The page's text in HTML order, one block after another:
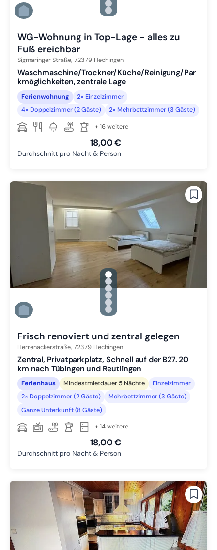
Zu Slide 4 wechseln
Zu Slide 5 wechseln
Zu Slide 6 wechseln
WG-Wohnung in Top-Lage - alles zu
Fuß ereichbar
Sigmaringer Straße, 72379 Hechingen
Waschmaschine/Trockner/Küche/Reinigung/Par
kmöglichkeiten, zentrale Lage
Ferienwohnung
2× Einzelzimmer
4× Doppelzimmer (2 Gäste)
2× Mehrbettzimmer (3 Gäste)
+ 16 weitere
18,00 €
Durchschnitt pro Nacht & Person
gallery.slide_selector
Zu Slide 1 wechseln
Zu Slide 2 wechseln
Zu Slide 3 wechseln
Zu Slide 4 wechseln
Zu Slide 5 wechseln
Zu Slide 6 wechseln
Frisch renoviert und zentral gelegen
Herrenackerstraße, 72379 Hechingen
Zentral, Privatparkplatz, Schnell auf der B27. 20
km nach Tübingen und Reutlingen
Ferienhaus Mindestmietdauer 5 Nächte
Einzelzimmer
2× Doppelzimmer (2 Gäste)
Mehrbettzimmer (3 Gäste)
Ganze Unterkunft (8 Gäste)
+ 14 weitere
18,00 €
Durchschnitt pro Nacht & Person